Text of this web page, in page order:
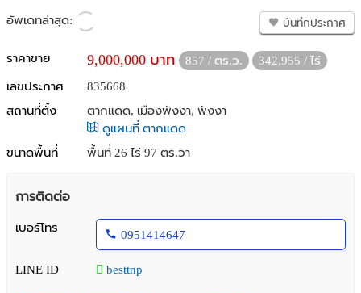
อัพเดทล่าสุด: บันทึกประกาศ
ราคาขาย 9,000,000 บาท 857 / ตร.ว.
342,955 / ไร่
เลขประกาศ
835668
สถานที่ตั้ง
ตากแดด, เมืองพังงา, พังงา
ดูแผนที่ ตากแดด
ขนาดพื้นที่
พื้นที่ 26 ไร่ 97 ตร.วา
การติดต่อ
เบอร์โทร
0951414647
LINE ID besttnp